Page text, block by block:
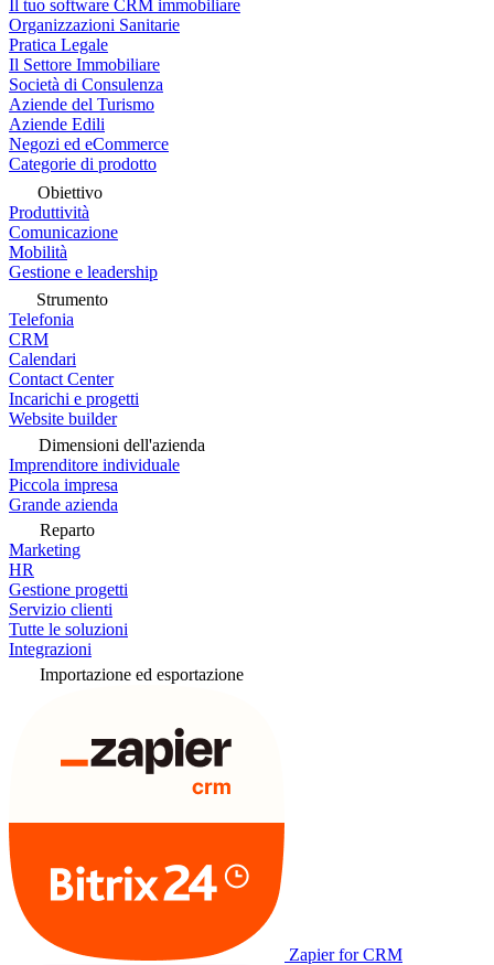
Il tuo software CRM immobiliare
Organizzazioni Sanitarie
Pratica Legale
Il Settore Immobiliare
Società di Consulenza
Aziende del Turismo
Aziende Edili
Negozi ed eCommerce
Categorie di prodotto
Obiettivo
Produttività
Comunicazione
Mobilità
Gestione e leadership
Strumento
Telefonia
CRM
Calendari
Contact Center
Incarichi e progetti
Website builder
Dimensioni dell'azienda
Imprenditore individuale
Piccola impresa
Grande azienda
Reparto
Marketing
HR
Gestione progetti
Servizio clienti
Tutte le soluzioni
Integrazioni
Importazione ed esportazione
Zapier for CRM